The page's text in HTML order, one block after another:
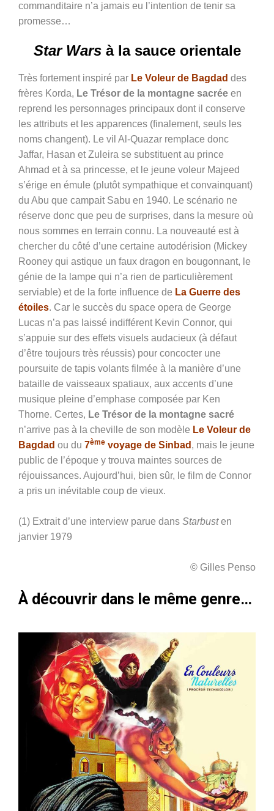
commanditaire n’a jamais eu l’intention de tenir sa
promesse…
Star Warsà la sauce orientale
Très fortement inspiré par Le Voleur de Bagdad des
frères Korda, Le Trésor de la montagne sacrée en
reprend les personnages principaux dont il conserve
les attributs et les apparences (finalement, seuls les
noms changent). Le vil Al-Quazar remplace donc
Jaffar, Hasan et Zuleira se substituent au prince
Ahmad et à sa princesse, et le jeune voleur Majeed
s’érige en émule (plutôt sympathique et convainquant)
du Abu que campait Sabu en 1940. Le scénario ne
réserve donc que peu de surprises, dans la mesure où
nous sommes en terrain connu. La nouveauté est à
chercher du côté d’une certaine autodérision (Mickey
Rooney qui astique un faux dragon en bougonnant, le
génie de la lampe qui n’a rien de particulièrement
serviable) et de la forte influence de La Guerre des
étoiles. Car le succès du space opera de George
Lucas n’a pas laissé indifférent Kevin Connor, qui
s’appuie sur des effets visuels audacieux (à défaut
d’être toujours très réussis) pour concocter une
poursuite de tapis volants filmée à la manière d’une
bataille de vaisseaux spatiaux, aux accents d’une
musique pleine d’emphase composée par Ken
Thorne. Certes, Le Trésor de la montagne sacré
n’arrive pas à la cheville de son modèle Le Voleur de
Bagdad ou du 7ème voyage de Sinbad , mais le jeune
public de l’époque y trouva maintes sources de
réjouissances. Aujourd’hui, bien sûr, le film de Connor
a pris un inévitable coup de vieux.
(1) Extrait d’une interview parue dans Starbusten
janvier 1979
© Gilles Penso
À découvrir dans le même genre…